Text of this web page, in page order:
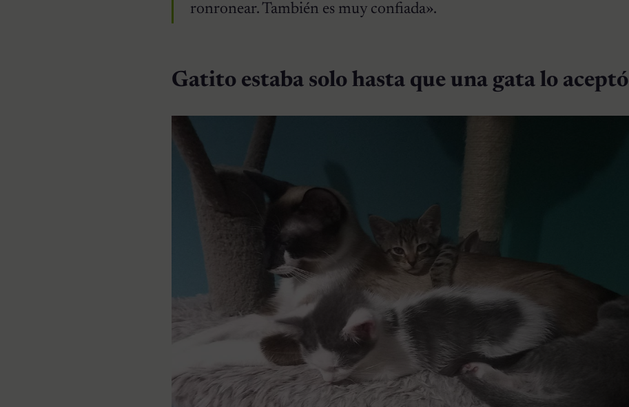
ronronear. También es muy confiada».
Gatito estaba solo hasta que una gata lo aceptó